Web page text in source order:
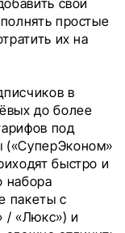
свой
простые
их на
в
до более
под
(«СуперЭконом»
быстро и
набора
пакеты с
/ «Люкс») и